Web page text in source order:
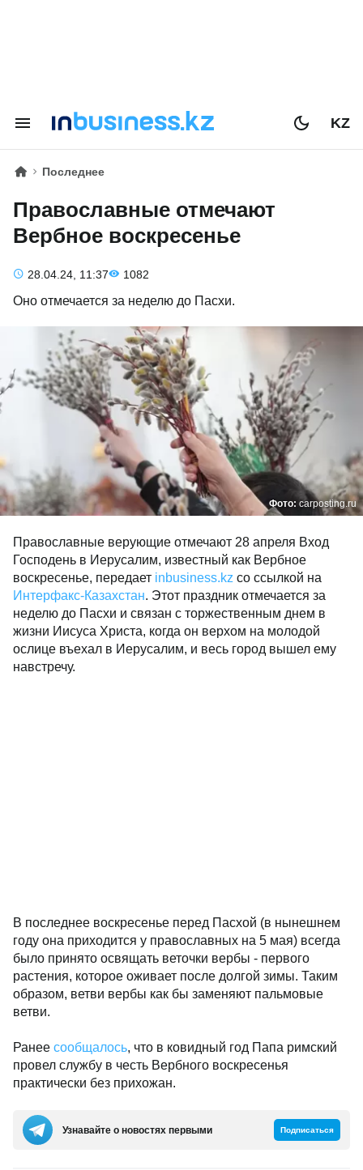
KZ
Последнее
Православные отмечают
Вербное воскресенье
28.04.24, 11:37 1082
Оно отмечается за неделю до Пасхи.
Фото: carposting.ru
Православные верующие отмечают 28 апреля Вход
Господень в Иерусалим, известный как Вербное
воскресенье, передает inbusiness.kz со ссылкой на
Интерфакс-Казахстан. Этот праздник отмечается за
неделю до Пасхи и связан с торжественным днем в
жизни Иисуса Христа, когда он верхом на молодой
ослице въехал в Иерусалим, и весь город вышел ему
навстречу.
В последнее воскресенье перед Пасхой (в нынешнем
году она приходится у православных на 5 мая) всегда
было принято освящать веточки вербы - первого
растения, которое оживает после долгой зимы. Таким
образом, ветви вербы как бы заменяют пальмовые
ветви.
Ранее сообщалось, что в ковидный год Папа римский
провел службу в честь Вербного воскресенья
практически без прихожан.
Узнавайте о новостях первыми Подписаться